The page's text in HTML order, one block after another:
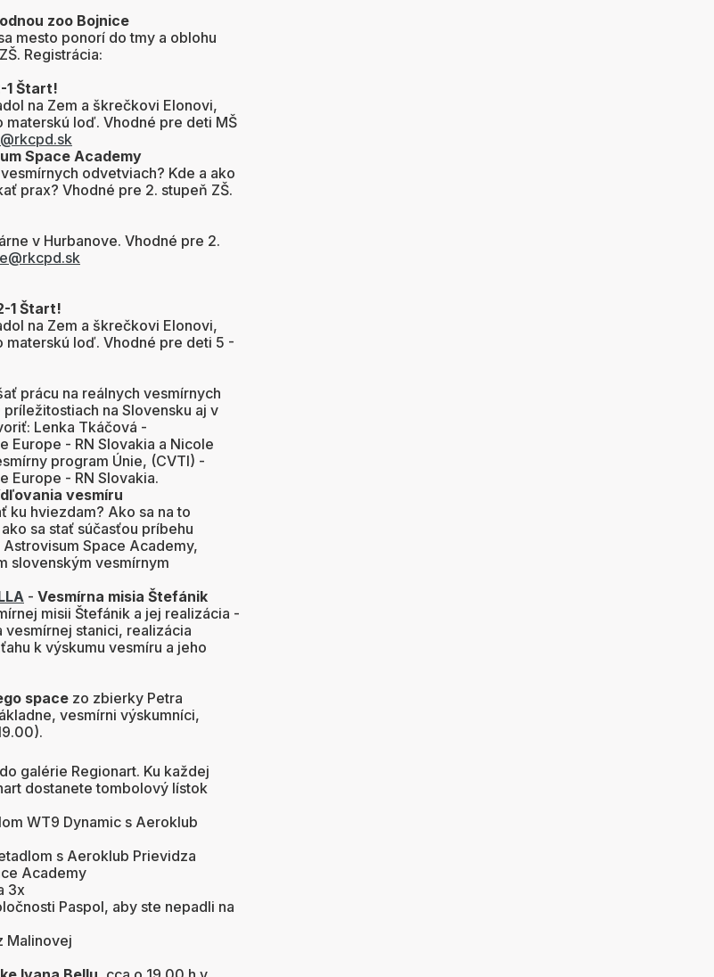
zoo Bojnice
mesto ponorí do tmy a oblohu
Registrácia:
1 Štart!
na Zem a škrečkovi Elonovi,
materskú loď. Vhodné pre deti MŠ
Space Academy
odvetviach? Kde a ako
prax? Vhodné pre 2. stupeň ZŠ.
v Hurbanove. Vhodné pre 2.
1 Štart!
na Zem a škrečkovi Elonovi,
materskú loď. Vhodné pre deti 5 -
prácu na reálnych vesmírnych
na Slovensku aj v
Lenka Tkáčová -
Europe - RN Slovakia a Nicole
program Únie, (CVTI) -
Europe - RN Slovakia.
vesmíru
ku hviezdam? Ako sa na to
sa stať súčasťou príbehu
Space Academy,
slovenským vesmírnym
- Vesmírna misia Štefánik
misii Štefánik a jej realizácia -
stanici, realizácia
k výskumu vesmíru a jeho
space zo zbierky Petra
vesmírni výskumníci,
galérie Regionart. Ku každej
dostanete tombolový lístok
WT9 Dynamic s Aeroklub
s Aeroklub Prievidza
Academy
3x
Paspol, aby ste nepadli na
Malinovej